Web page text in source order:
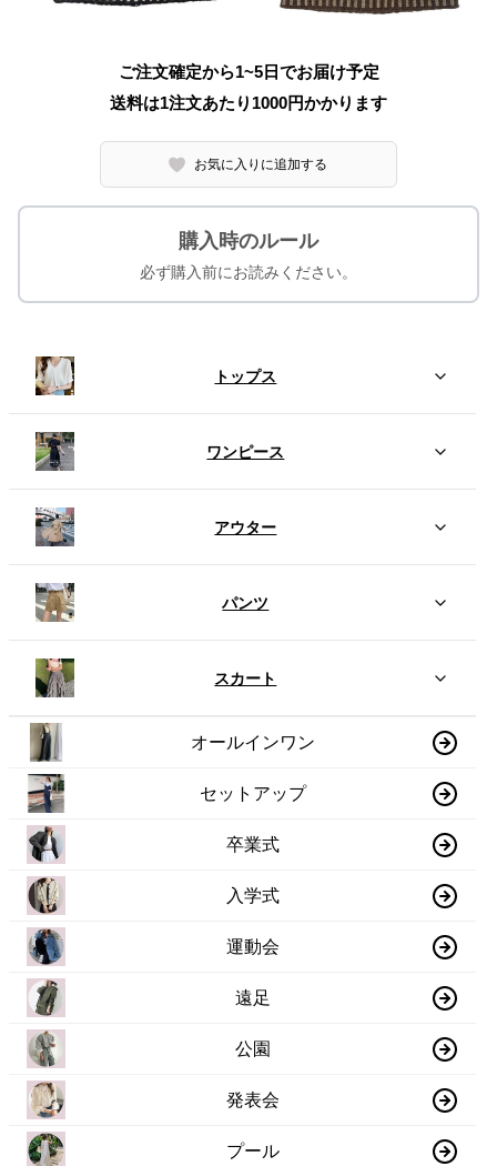
ご注文確定から1~5日でお届け予定
送料は1注文あたり 1000円かかります
お気に入りに追加する
購入時のルール
必ず購入前にお読みください。
トップス
ワンピース
アウター
パンツ
スカート
オールインワン
セットアップ
卒業式
入学式
運動会
遠足
公園
発表会
プール